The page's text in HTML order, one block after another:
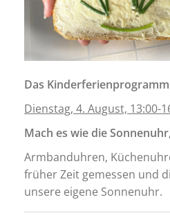
Das
Dienstag, 4. August, 13:00-
Mach es wie die
Armbanduhren,
früher Zeit gemessen und
unsere eigene Sonnenuhr.